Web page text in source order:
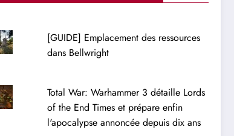
[GUIDE] Emplacement des ressources
dans Bellwright
Total War: Warhammer 3 détaille Lords
of the End Times et prépare enfin
l'apocalypse annoncée depuis dix ans